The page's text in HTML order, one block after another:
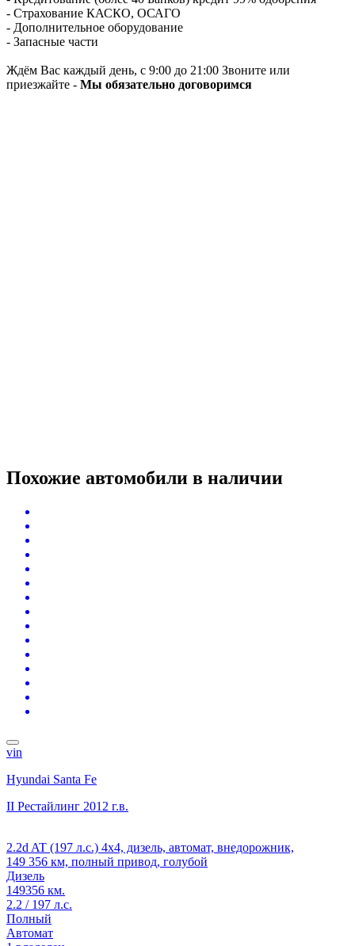
- Страхование КАСКО, ОСАГО
- Дополнительное оборудование
- Запасные части
Ждём Вас каждый день, с 9:00 до 21:00 Звоните или
приезжайте - Мы обязательно договоримся
Похожие автомобили в наличии
vin
Hyundai Santa Fe
II Рестайлинг 2012 г.в.
2.2d AT (197 л.с.) 4x4, дизель, автомат, внедорожник,
149 356 км, полный привод, голубой
Дизель
149356 км.
2.2 / 197 л.с.
Полный
Автомат